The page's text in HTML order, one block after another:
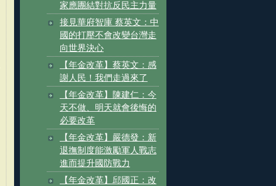
家應團結對抗反民主力量
接見華府智庫 蔡英文：中
國的打壓不會改變台灣走
向世界決心
【年金改革】蔡英文：感
謝人民！我們走過來了
【年金改革】陳建仁：今
天不做、明天就會後悔的
必要改革
【年金改革】嚴德發：新
退撫制度能激勵軍人戰志
進而提升國防戰力
【年金改革】邱國正：改